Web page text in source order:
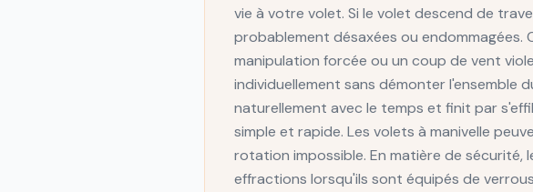
vie à votre volet. Si le volet descend de
probablement désaxées ou
manipulation forcée ou un coup de vent
individuellement sans démonter l'ensemble
naturellement avec le temps et finit par
simple et rapide. Les volets à manivelle
rotation impossible. En matière de
effractions lorsqu'ils sont équipés de